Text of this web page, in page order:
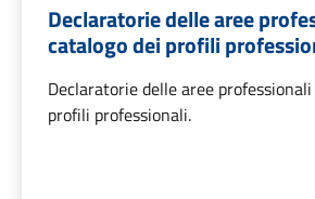
Declaratorie delle aree
catalogo dei profili
Declaratorie delle aree
profili professionali.